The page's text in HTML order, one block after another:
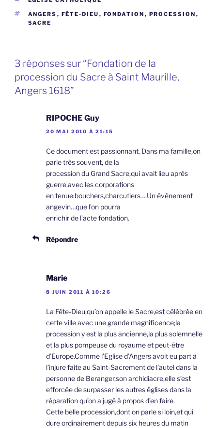
ÉTIQUETTES
ANGERS , FÊTE-DIEU , FONDATION , PROCESSION ,
SACRE
3 réponses sur “Fondation de la
procession du Sacre à Saint Maurille,
Angers 1618”
RIPOCHE Guy
20 MAI 2010 À 21:15
Ce document est passionnant. Dans ma famille,on
parle très souvent, de la
procession du Grand Sacre,qui avait lieu après
guerre,avec les corporations
en tenue:bouchers,charcutiers….Un évènement
angevin…que l’on pourra
enrichir de l’acte fondation.
Répondre
Marie
8 JUIN 2011 À 10:26
La Fête-Dieu,qu’on appelle le Sacre,est célébrée en
cette ville avec une grande magnificence;la
procession y est la plus ancienne,la plus solemnelle
et la plus pompeuse du royaume et peut-être
d’Europe.Comme l’Eglise d’Angers avoit eu part à
l’injure faite au Saint-Sacrement de l’autel dans la
personne de Beranger,son archidiacre,elle s’est
efforcée de surpasser les autres églises dans la
réparation qu’on a jugé à propos d’en faire.
Cette belle procession,dont on parle si loin,et qui
dure ordinairement depuis six heures du matin